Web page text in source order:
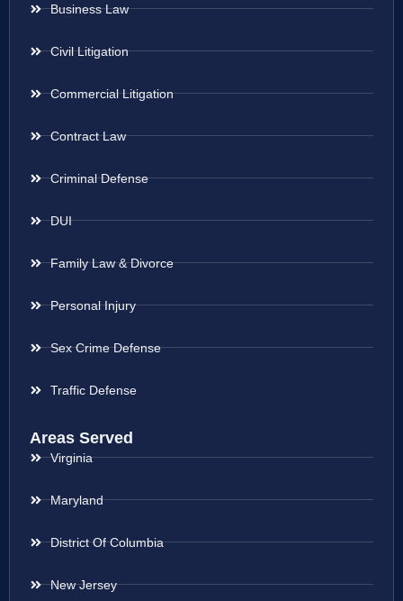
Business Law
Civil Litigation
Commercial Litigation
Contract Law
Criminal Defense
DUI
Family Law & Divorce
Personal Injury
Sex Crime Defense
Traffic Defense
Areas Served
Virginia
Maryland
District Of Columbia
New Jersey